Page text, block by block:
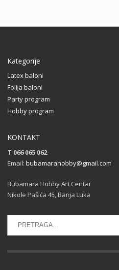
Kategorije
Latex baloni
Folija baloni
Party program
Hobby program
KONTAKT
T 066 065 062
Email: bubamarahobby@gmail.com
Bubamara Hobby Art Centar
Nikole Pašića 45, Banja Luka